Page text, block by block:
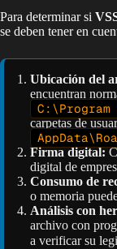
Para determinar si
se deben tener en
Ubicación del
encuentran
carpetas de
Firma digital:
digital de
Consumo de
o memoria
Análisis con
archivo con
a verificar su